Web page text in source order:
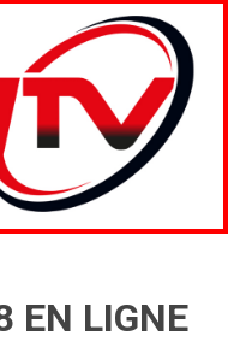
EN LIGNE